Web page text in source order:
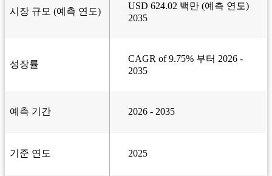
시장 규모 (예측 연도)
USD 624.02 백만 (예측 연도)
2035
성장률
CAGR of 9.75% 부터 2026 -
2035
예측 기간 2026 - 2035
기준 연도 2025